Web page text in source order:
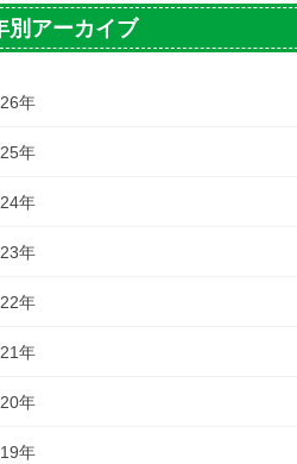
別アーカイブ
年
年
年
年
年
年
年
年